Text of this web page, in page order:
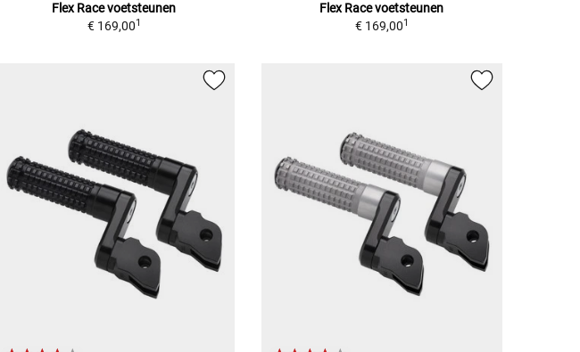
Flex Race voetsteunen
€ 169,001
Flex Race voetsteunen
€ 169,001